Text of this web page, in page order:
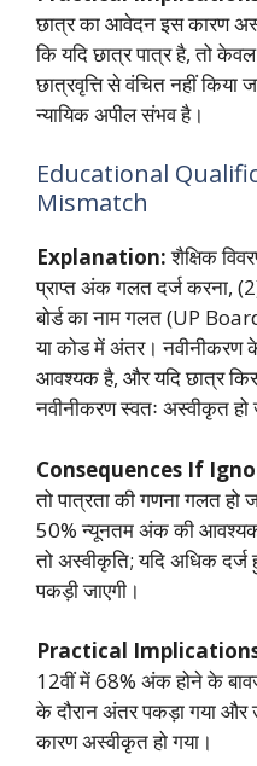
छात्र का आवेदन इस कारण
कि यदि छात्र पात्र है, तो
छात्रवृत्ति से वंचित नहीं किया
न्यायिक अपील संभव है।
Educational
Mismatch
Explanation:शैक्षिक
प्राप्त अंक गलत दर्ज करना,
बोर्ड का नाम गलत (UP
या कोड में अंतर। नवीनीकरण
आवश्यक है, और यदि छात्र
नवीनीकरण स्वतः अस्वीकृत हो
Consequences If
तो पात्रता की गणना गलत हो
50% न्यूनतम अंक की
तो अस्वीकृति; यदि अधिक दर्ज
पकड़ी जाएगी।
Practical
12वीं में 68% अंक होने के
के दौरान अंतर पकड़ा गया
कारण अस्वीकृत हो गया।